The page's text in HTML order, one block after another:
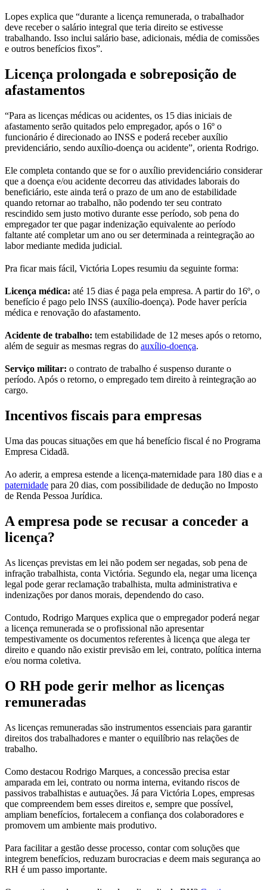
Lopes explica que “durante a licença remunerada, o trabalhador
deve receber o salário integral que teria direito se estivesse
trabalhando. Isso inclui salário base, adicionais, média de comissões
e outros benefícios fixos”.
Licença prolongada e sobreposição de
afastamentos
“Para as licenças médicas ou acidentes, os 15 dias iniciais de
afastamento serão quitados pelo empregador, após o 16º o
funcionário é direcionado ao INSS e poderá receber auxílio
previdenciário, sendo auxílio-doença ou acidente”, orienta Rodrigo.
Ele completa contando que se for o auxílio previdenciário considerar
que a doença e/ou acidente decorreu das atividades laborais do
beneficiário, este ainda terá o prazo de um ano de estabilidade
quando retornar ao trabalho, não podendo ter seu contrato
rescindido sem justo motivo durante esse período, sob pena do
empregador ter que pagar indenização equivalente ao período
faltante até completar um ano ou ser determinada a reintegração ao
labor mediante medida judicial.
Pra ficar mais fácil, Victória Lopes resumiu da seguinte forma:
Licença médica: até 15 dias é paga pela empresa. A partir do 16º, o
benefício é pago pelo INSS (auxílio-doença). Pode haver perícia
médica e renovação do afastamento.
Acidente de trabalho: tem estabilidade de 12 meses após o retorno,
além de seguir as mesmas regras do auxílio-doença.
Serviço militar: o contrato de trabalho é suspenso durante o
período. Após o retorno, o empregado tem direito à reintegração ao
cargo.
Incentivos fiscais para empresas
Uma das poucas situações em que há benefício fiscal é no Programa
Empresa Cidadã.
Ao aderir, a empresa estende a licença-maternidade para 180 dias e a
paternidade para 20 dias, com possibilidade de dedução no Imposto
de Renda Pessoa Jurídica.
A empresa pode se recusar a conceder a
licença?
As licenças previstas em lei não podem ser negadas, sob pena de
infração trabalhista, conta Victória. Segundo ela, negar uma licença
legal pode gerar reclamação trabalhista, multa administrativa e
indenizações por danos morais, dependendo do caso.
Contudo, Rodrigo Marques explica que o empregador poderá negar
a licença remunerada se o profissional não apresentar
tempestivamente os documentos referentes à licença que alega ter
direito e quando não existir previsão em lei, contrato, política interna
e/ou norma coletiva.
O RH pode gerir melhor as licenças
remuneradas
As licenças remuneradas são instrumentos essenciais para garantir
direitos dos trabalhadores e manter o equilíbrio nas relações de
trabalho.
Como destacou Rodrigo Marques, a concessão precisa estar
amparada em lei, contrato ou norma interna, evitando riscos de
passivos trabalhistas e autuações. Já para Victória Lopes, empresas
que compreendem bem esses direitos e, sempre que possível,
ampliam benefícios, fortalecem a confiança dos colaboradores e
promovem um ambiente mais produtivo.
Para facilitar a gestão desse processo, contar com soluções que
integrem benefícios, reduzam burocracias e deem mais segurança ao
RH é um passo importante.